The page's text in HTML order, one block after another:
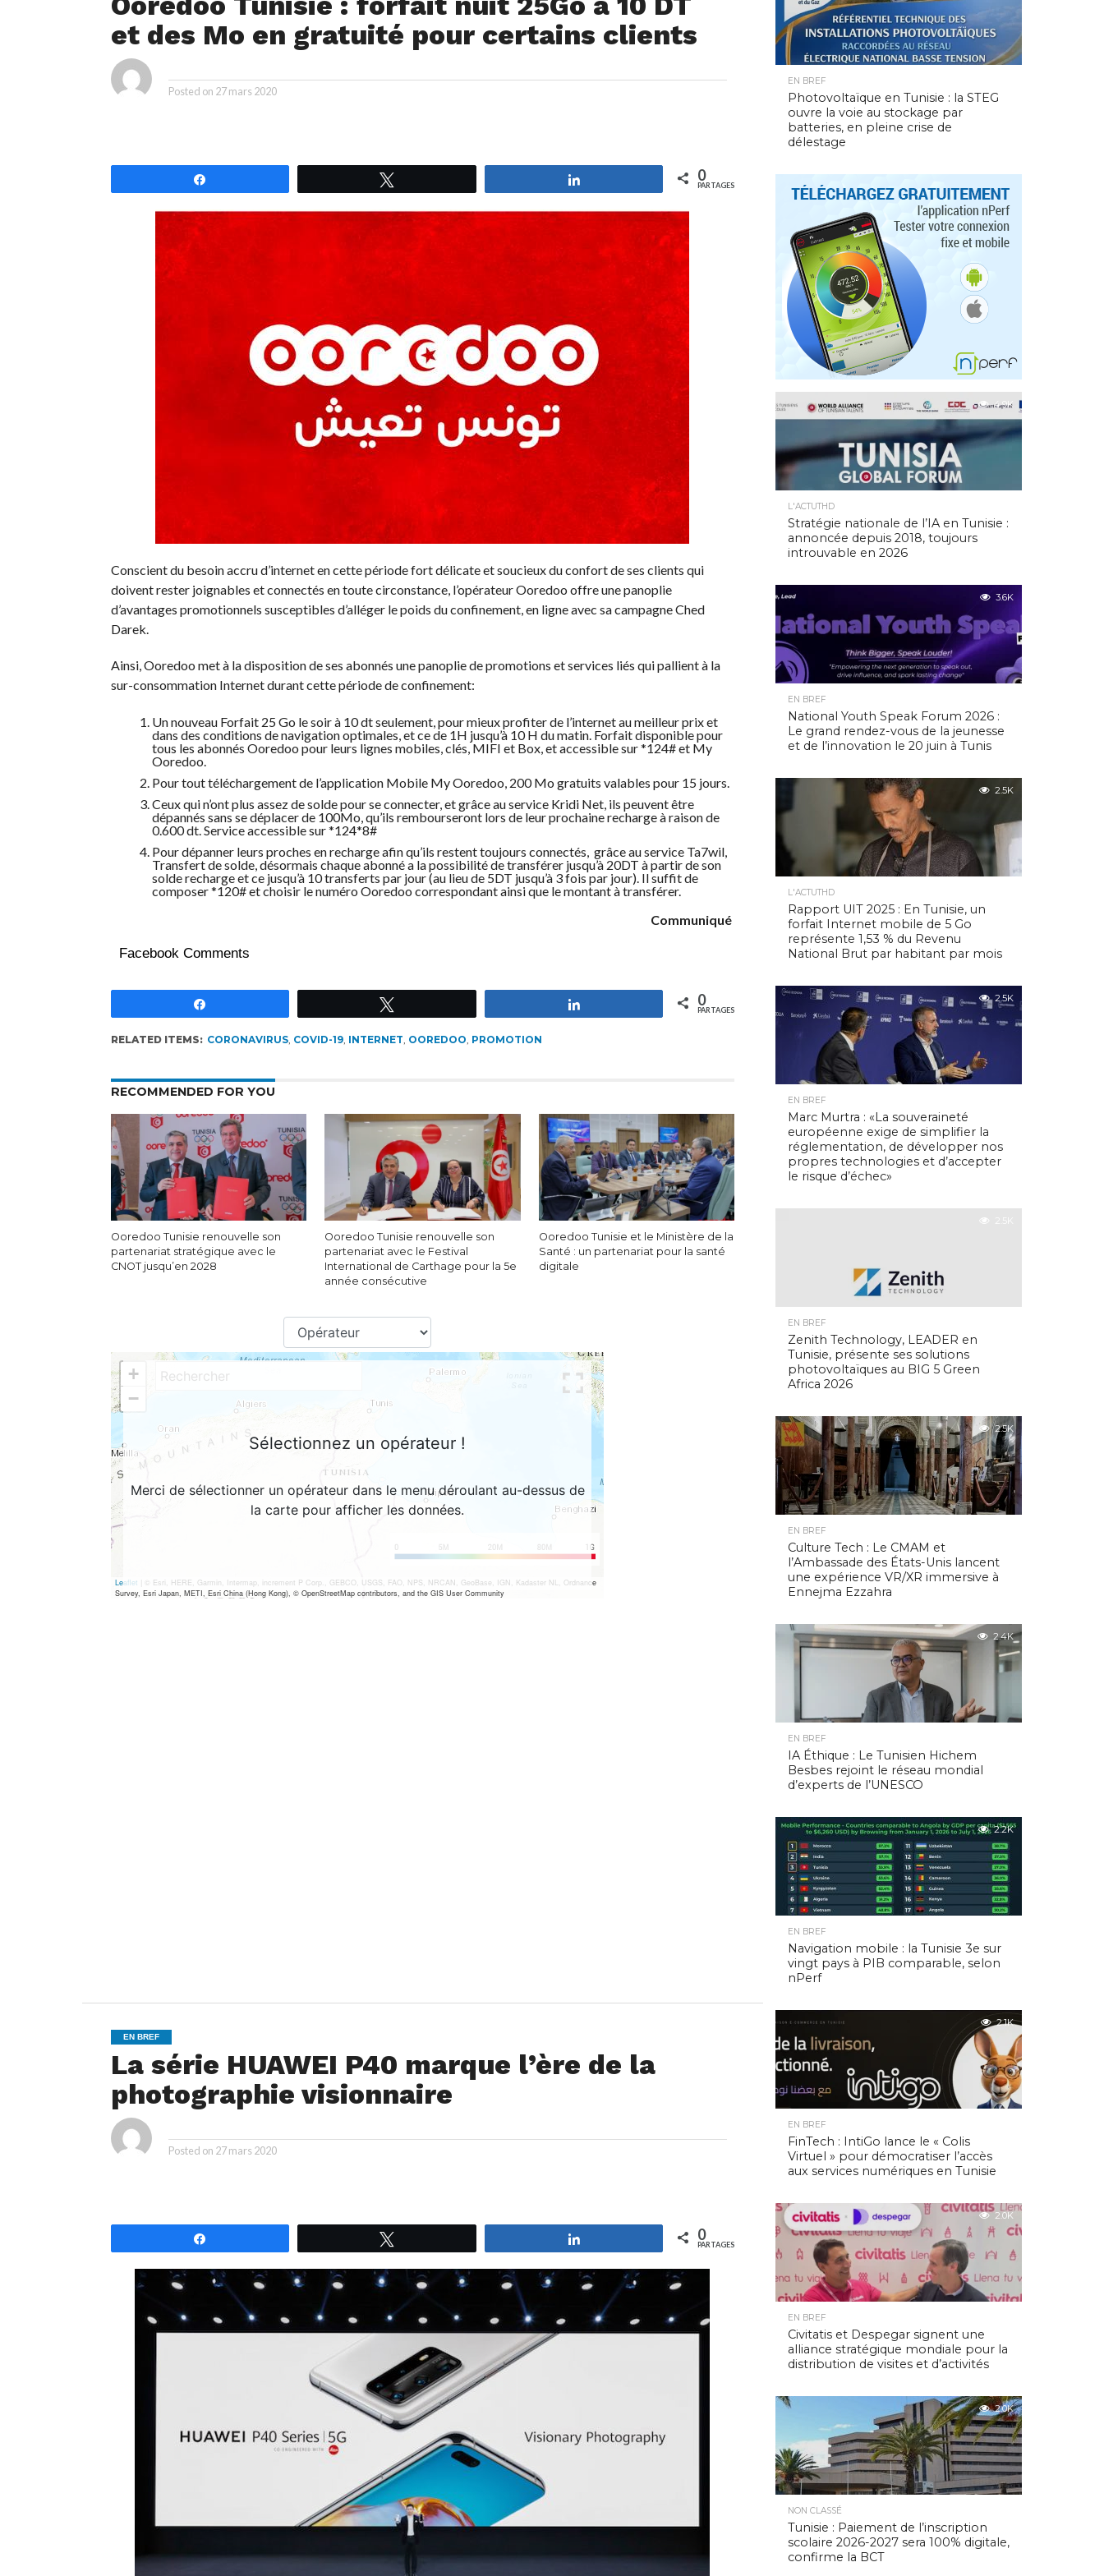
et des Mo en gratuité pour certains clients
Posted on 27 mars 2020
0
PARTAGES
Conscient du besoin accru d’internet en cette période fort délicate et soucieux du confort de ses clients qui
doivent rester joignables et connectés en toute circonstance, l’opérateur Ooredoo offre une panoplie
d’avantages promotionnels susceptibles d’alléger le poids du confinement, en ligne avec sa campagne Ched
Darek.
Ainsi, Ooredoo met à la disposition de ses abonnés une panoplie de promotions et services liés qui pallient à la
sur-consommation Internet durant cette période de confinement:
Un nouveau Forfait 25 Go le soir à 10 dt seulement, pour mieux profiter de l’internet au meilleur prix et
dans des conditions de navigation optimales, et ce de 1H jusqu’à 10 H du matin. Forfait disponible pour
tous les abonnés Ooredoo pour leurs lignes mobiles, clés, MIFI et Box, et accessible sur *124# et My
Ooredoo.
Pour tout téléchargement de l’application Mobile My Ooredoo, 200 Mo gratuits valables pour 15 jours.
Ceux qui n’ont plus assez de solde pour se connecter, et grâce au service Kridi Net, ils peuvent être
dépannés sans se déplacer de 100Mo, qu’ils rembourseront lors de leur prochaine recharge à raison de
0.600 dt. Service accessible sur *124*8#
Pour dépanner leurs proches en recharge afin qu’ils restent toujours connectés, grâce au service Ta7wil,
Transfert de solde, désormais chaque abonné a la possibilité de transférer jusqu’à 20DT à partir de son
solde recharge et ce jusqu’à 10 transferts par jour (au lieu de 5DT jusqu’à 3 fois par jour). Il suffit de
composer *120# et choisir le numéro Ooredoo correspondant ainsi que le montant à transférer.
Communiqué
Facebook Comments
0
PARTAGES
RELATED ITEMS: CORONAVIRUS, COVID-19, INTERNET, OOREDOO, PROMOTION
RECOMMENDED FOR YOU
Ooredoo Tunisie renouvelle son
partenariat stratégique avec le
CNOT jusqu’en 2028
Ooredoo Tunisie renouvelle son
partenariat avec le Festival
International de Carthage pour la 5e
année consécutive
Ooredoo Tunisie et le Ministère de la
Santé : un partenariat pour la santé
digitale
EN BREF
La série HUAWEI P40 marque l’ère de la
photographie visionnaire
Posted on 27 mars 2020
0
PARTAGES
EN BREF
Photovoltaïque en Tunisie : la STEG
ouvre la voie au stockage par
batteries, en pleine crise de
délestage
4.9K
L'ACTUTHD
Stratégie nationale de l’IA en Tunisie :
annoncée depuis 2018, toujours
introuvable en 2026
3.6K
EN BREF
National Youth Speak Forum 2026 :
Le grand rendez-vous de la jeunesse
et de l’innovation le 20 juin à Tunis
2.5K
L'ACTUTHD
Rapport UIT 2025 : En Tunisie, un
forfait Internet mobile de 5 Go
représente 1,53 % du Revenu
National Brut par habitant par mois
2.5K
EN BREF
Marc Murtra : «La souveraineté
européenne exige de simplifier la
réglementation, de développer nos
propres technologies et d’accepter
le risque d’échec»
2.5K
EN BREF
Zenith Technology, LEADER en
Tunisie, présente ses solutions
photovoltaïques au BIG 5 Green
Africa 2026
2.5K
EN BREF
Culture Tech : Le CMAM et
l’Ambassade des États-Unis lancent
une expérience VR/XR immersive à
Ennejma Ezzahra
2.4K
EN BREF
IA Éthique : Le Tunisien Hichem
Besbes rejoint le réseau mondial
d’experts de l’UNESCO
2.2K
EN BREF
Navigation mobile : la Tunisie 3e sur
vingt pays à PIB comparable, selon
nPerf
2.1K
EN BREF
FinTech : IntiGo lance le « Colis
Virtuel » pour démocratiser l’accès
aux services numériques en Tunisie
2.0K
EN BREF
Civitatis et Despegar signent une
alliance stratégique mondiale pour la
distribution de visites et d’activités
2.0K
NON CLASSÉ
Tunisie : Paiement de l’inscription
scolaire 2026-2027 sera 100% digitale,
confirme la BCT